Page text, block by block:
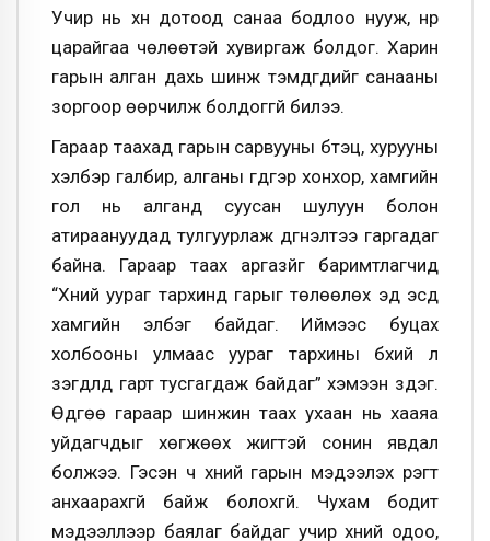
Учир нь хүн дотоод санаа бодлоо нууж, нүүр
царайгаа чөлөөтэй хувиргаж болдог. Харин
гарын алган дахь шинж тэмдгүүдийг санааны
зоргоор өөрчилж болдоггүй билээ.
Гараар таахад гарын сарвууны бүтэц, хурууны
хэлбэр галбир, алганы гүдгэр хонхор, хамгийн
гол нь алганд суусан шулуун болон
атираануудад тулгуурлаж дүгнэлтээ гаргадаг
байна. Гараар таах аргазүйг баримтлагчид
“Хүний уураг тархинд гарыг төлөөлөх эд эсүүд
хамгийн элбэг байдаг. Иймээс буцах
холбооны улмаас уураг тархины бүхий л
үзэгдлүүд гарт тусгагдаж байдаг” хэмээн үздэг.
Өдгөө гараар шинжин таах ухаан нь хааяа
уйдагчдыг хөгжөөх жигтэй сонин явдал
болжээ. Гэсэн ч хүний гарын мэдээлэх үүрэгт
анхаарахгүй байж болохгүй. Чухам бодит
мэдээллээр баялаг байдаг учир хүний одоо,